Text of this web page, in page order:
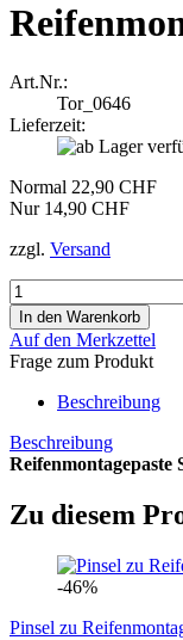
Art.Nr.:
Tor_0646
Lieferzeit:
Normal 22,90 CHF
Nur 14,90 CHF
zzgl. Versand
Auf den Merkzettel
Frage zum Produkt
Beschreibung
Beschreibung
Reifenmontagepaste
Zu diesem
-46%
Pinsel zu